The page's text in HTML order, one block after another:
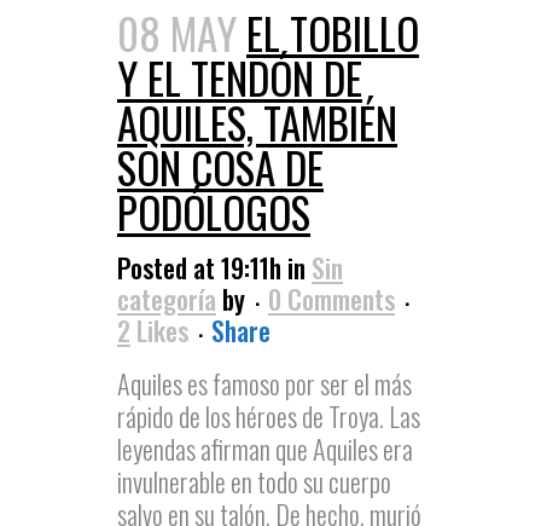
08 MAYEL TOBILLO
Y EL TENDÓN DE
AQUILES, TAMBIÉN
SON COSA DE
PODÓLOGOS
Posted at 19:11h in Sin
categoría by
0 Comments
2 Likes
Share
Aquiles es famoso por ser el más
rápido de los héroes de Troya. Las
leyendas afirman que Aquiles era
invulnerable en todo su cuerpo
salvo en su talón. De hecho, murió